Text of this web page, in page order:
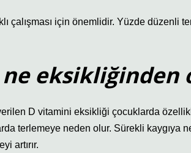
çalışması için önemlidir. Yüzde düzenli
ne eksikliğinden
D vitamini eksikliği çocuklarda
terlemeye neden olur. Sürekli kaygıya
artırır.